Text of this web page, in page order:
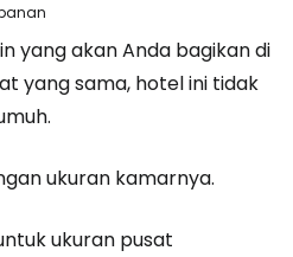
yang akan Anda bagikan di
yang sama, hotel ini tidak
ukuran kamarnya.
ukuran pusat